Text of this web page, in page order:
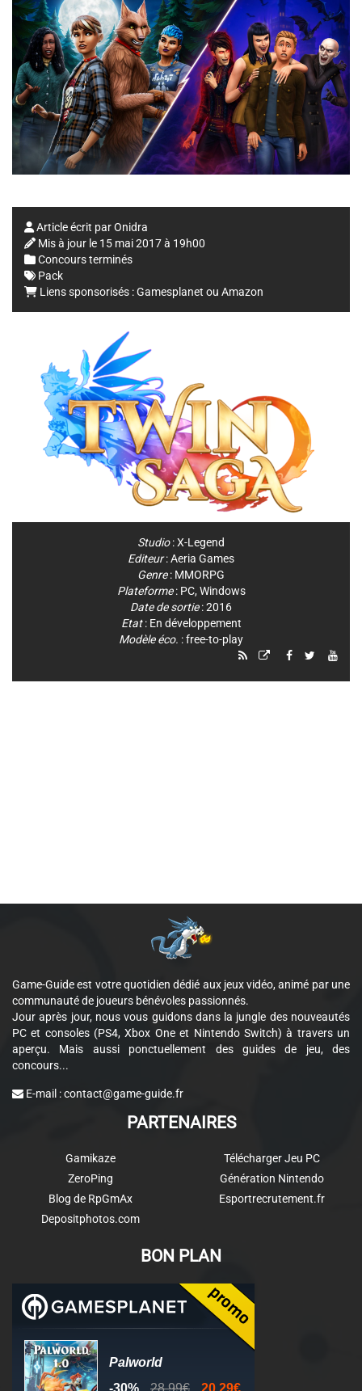
Article écrit parOnidra
Mis à jour le 15 mai 2017 à 19h00
Concours terminés
Pack
Liens sponsorisés :Gamesplanet ou Amazon
Studio:X-Legend
Editeur:Aeria Games
Genre: MMORPG
Plateforme: PC, Windows
Date de sortie: 2016
Etat: En développement
Modèle éco. : free-to-play
Game-Guide est votre quotidien dédié aux jeux vidéo, animé par une
communauté de joueurs bénévoles passionnés.
Jour après jour, nous vous guidons dans la jungle des nouveautés
PC et consoles (PS4, Xbox One et Nintendo Switch) à travers un
aperçu. Mais aussi ponctuellement des guides de jeu, des
concours...
E-mail :contact@game-guide.fr
PARTENAIRES
Gamikaze
ZeroPing
Blog de RpGmAx
Depositphotos.com
Télécharger Jeu PC
Génération Nintendo
Esportrecrutement.fr
BON PLAN